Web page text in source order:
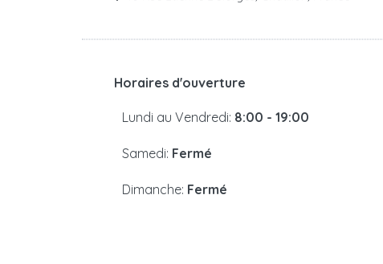
Horaires d'ouverture
Lundi au Vendredi: 8:00 - 19:00
Samedi: Fermé
Dimanche: Fermé